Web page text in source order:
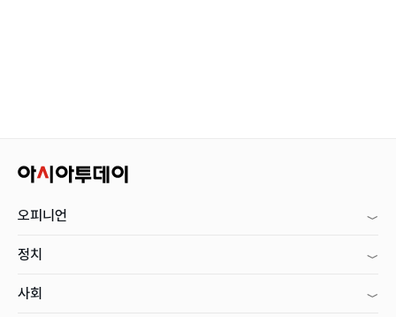
오피니언
정치
사회